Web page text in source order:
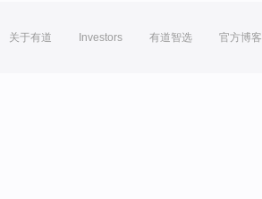
关于有道 Investors 有道智选 官方博客